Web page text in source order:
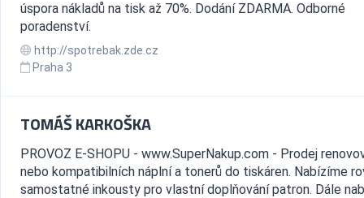
úspora nákladů na tisk až 70%. Dodání ZDARMA. Odborné
poradenství.
http://spotrebak.zde.cz
Praha 3
TOMÁŠ KARKOŠKA
PROVOZ E-SHOPU - www.SuperNakup.com - Prodej
nebo kompatibilních náplní a tonerů do tiskáren. Nabízíme
samostatné inkousty pro vlastní doplňování patron. Dále